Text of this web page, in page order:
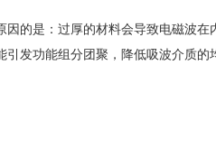
的是：过厚的材料会导致电磁波在
发功能组分团聚，降低吸波介质的